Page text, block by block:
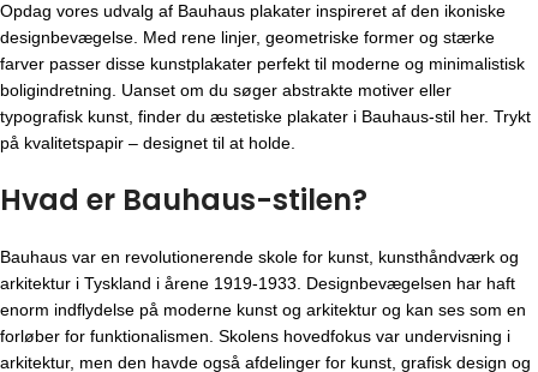
Opdag vores udvalg af Bauhaus plakater inspireret af den ikoniske
designbevægelse. Med rene linjer, geometriske former og stærke
farver passer disse kunstplakater perfekt til moderne og minimalistisk
boligindretning. Uanset om du søger abstrakte motiver eller
typografisk kunst, finder du æstetiske plakater i Bauhaus-stil her. Trykt
på kvalitetspapir – designet til at holde.
Hvad er Bauhaus-stilen?
Bauhaus var en revolutionerende skole for kunst, kunsthåndværk og
arkitektur i Tyskland i årene 1919-1933. Designbevægelsen har haft
enorm indflydelse på moderne kunst og arkitektur og kan ses som en
forløber for funktionalismen. Skolens hovedfokus var undervisning i
arkitektur, men den havde også afdelinger for kunst, grafisk design og